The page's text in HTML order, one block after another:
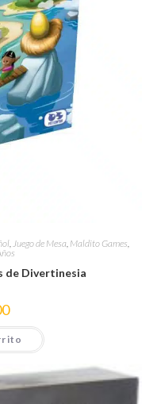
,Juego de Mesa, Maldito Games,
de Divertinesia